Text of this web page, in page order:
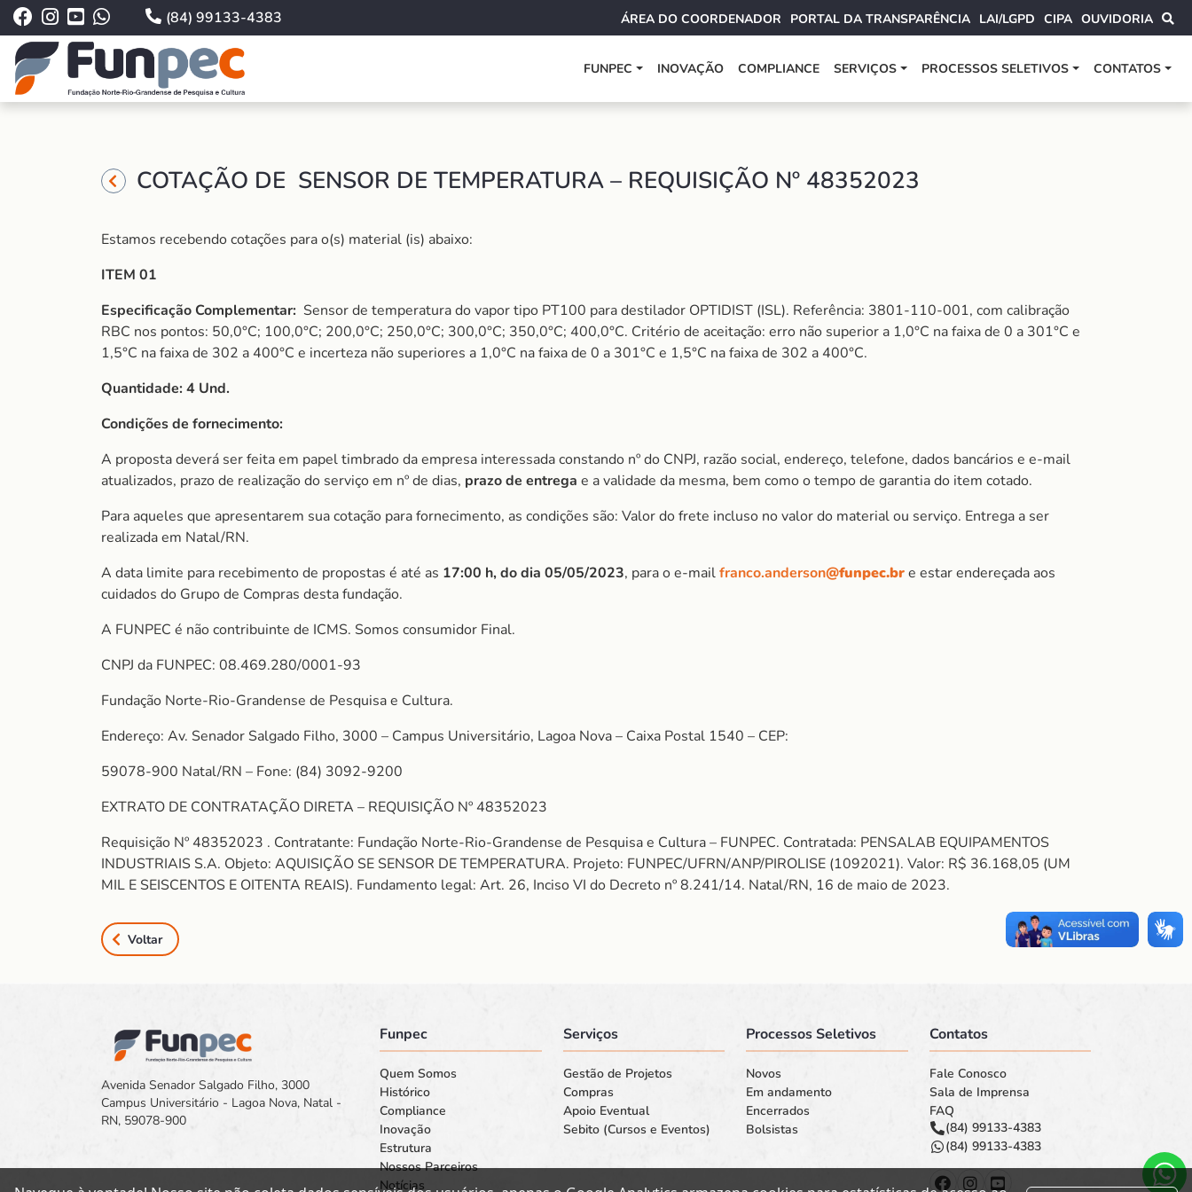
(84) 99133-4383 ÁREA DO COORDENADOR PORTAL DA TRANSPARÊNCIA LAI/LGPD CIPA OUVIDORIA
FUNPEC INOVAÇÃO COMPLIANCE SERVIÇOS PROCESSOS SELETIVOS CONTATOS
COTAÇÃO DE SENSOR DE TEMPERATURA – REQUISIÇÃO Nº 48352023
Estamos recebendo cotações para o(s) material (is) abaixo:
ITEM 01
Especificação Complementar: Sensor de temperatura do vapor tipo PT100 para destilador OPTIDIST (ISL). Referência: 3801-110-001, com calibração
RBC nos pontos: 50,0°C; 100,0°C; 200,0°C; 250,0°C; 300,0°C; 350,0°C; 400,0°C. Critério de aceitação: erro não superior a 1,0°C na faixa de 0 a 301°C e
1,5°C na faixa de 302 a 400°C e incerteza não superiores a 1,0°C na faixa de 0 a 301°C e 1,5°C na faixa de 302 a 400°C.
Quantidade: 4 Und.
Condições de fornecimento:
A proposta deverá ser feita em papel timbrado da empresa interessada constando nº do CNPJ, razão social, endereço, telefone, dados bancários e e-mail
atualizados, prazo de realização do serviço em nº de dias, prazo de entrega e a validade da mesma, bem como o tempo de garantia do item cotado.
Para aqueles que apresentarem sua cotação para fornecimento, as condições são: Valor do frete incluso no valor do material ou serviço. Entrega a ser
realizada em Natal/RN.
A data limite para recebimento de propostas é até as 17:00 h, do dia 05/05/2023, para o e-mailfranco.anderson@funpec.bre estar endereçada aos
cuidados do Grupo de Compras desta fundação.
A FUNPEC é não contribuinte de ICMS. Somos consumidor Final.
CNPJ da FUNPEC: 08.469.280/0001-93
Fundação Norte-Rio-Grandense de Pesquisa e Cultura.
Endereço: Av. Senador Salgado Filho, 3000 – Campus Universitário, Lagoa Nova – Caixa Postal 1540 – CEP:
59078-900 Natal/RN – Fone: (84) 3092-9200
EXTRATO DE CONTRATAÇÃO DIRETA – REQUISIÇÃO Nº 48352023
Requisição Nº 48352023 . Contratante: Fundação Norte-Rio-Grandense de Pesquisa e Cultura – FUNPEC. Contratada: PENSALAB EQUIPAMENTOS
INDUSTRIAIS S.A. Objeto: AQUISIÇÃO SE SENSOR DE TEMPERATURA. Projeto: FUNPEC/UFRN/ANP/PIROLISE (1092021). Valor: R$ 36.168,05 (UM
MIL E SEISCENTOS E OITENTA REAIS). Fundamento legal: Art. 26, Inciso VI do Decreto nº 8.241/14. Natal/RN, 16 de maio de 2023.
Voltar
Avenida Senador Salgado Filho, 3000
Campus Universitário - Lagoa Nova, Natal -
RN, 59078-900
Funpec
Quem Somos
Histórico
Compliance
Inovação
Estrutura
Nossos Parceiros
Notícias
Serviços
Gestão de Projetos
Compras
Apoio Eventual
Sebito (Cursos e Eventos)
Processos Seletivos
Novos
Em andamento
Encerrados
Bolsistas
Contatos
Fale Conosco
Sala de Imprensa
FAQ
(84) 99133-4383
(84) 99133-4383